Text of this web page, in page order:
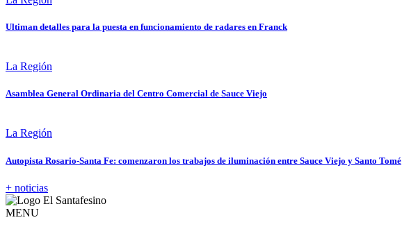
Ultiman detalles para la puesta en funcionamiento de radares en Franck
La Región
Asamblea General Ordinaria del Centro Comercial de Sauce Viejo
La Región
Autopista Rosario-Santa Fe: comenzaron los trabajos de iluminación entre Sauce Viejo y Santo Tomé
+ noticias
MENU